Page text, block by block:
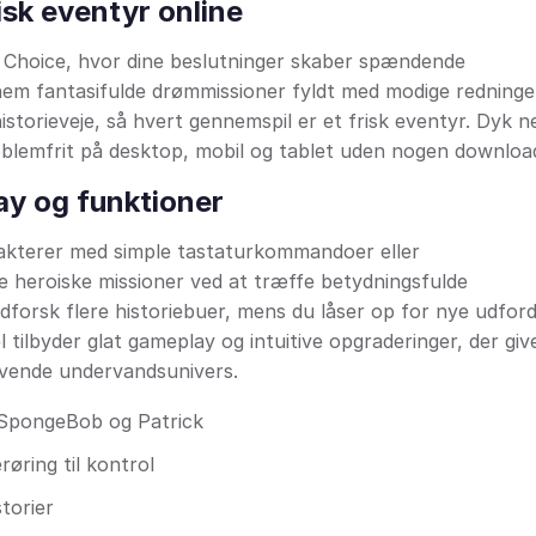
eventyr online
hvor dine beslutninger skaber spændende
fantasifulde drømmissioner fyldt med modige
så hvert gennemspil er et frisk eventyr. Dyk
på desktop, mobil og tablet uden nogen
og funktioner
med simple tastaturkommandoer eller
missioner ved at træffe betydningsfulde
flere historiebuer, mens du låser op for nye
glat gameplay og intuitive opgraderinger, der
undervandsunivers.
og Patrick
til kontrol